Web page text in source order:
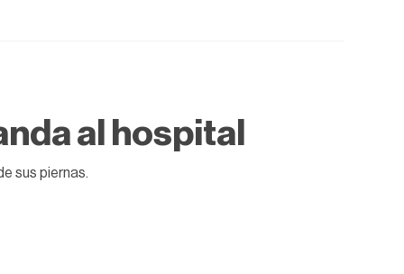
al hospital
sus piernas.